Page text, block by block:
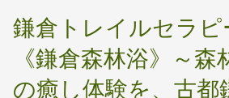
スキップしてメイン コンテ
鎌倉トレイルセラピ
《鎌倉森林浴》～森
の癒し体験を、古都